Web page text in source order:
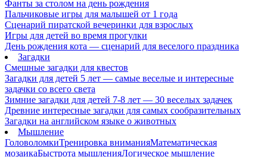
Фанты за столом на день рождения
Пальчиковые игры для малышей от 1 года
Сценарий пиратской вечеринки для взрослых
Игры для детей во время прогулки
День рождения кота — сценарий для веселого праздника
Загадки
Смешные загадки для квестов
Загадки для детей 5 лет — самые веселые и интересные
задачки со всего света
Зимние загадки для детей 7-8 лет — 30 веселых задачек
Древние интересные загадки для самых сообразительных
Загадки на английском языке о животных
Мышление
ГоловоломкиТренировка вниманияМатематическая
мозаикаБыстрота мышленияЛогическое мышление